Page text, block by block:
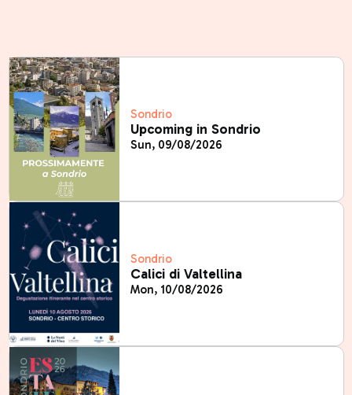
Sondrio
Upcoming in Sondrio
Sun, 09/08/2026
Sondrio
Calici di Valtellina
Mon, 10/08/2026